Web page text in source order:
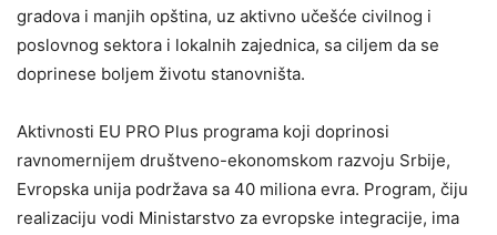
gradova i manjih opština, uz aktivno učešće civilnog i
poslovnog sektora i lokalnih zajednica, sa ciljem da se
doprinese boljem životu stanovništa.
Aktivnosti EU PRO Plus programa koji doprinosi
ravnomernijem društveno-ekonomskom razvoju Srbije,
Evropska unija podržava sa 40 miliona evra. Program, čiju
realizaciju vodi Ministarstvo za evropske integracije, ima